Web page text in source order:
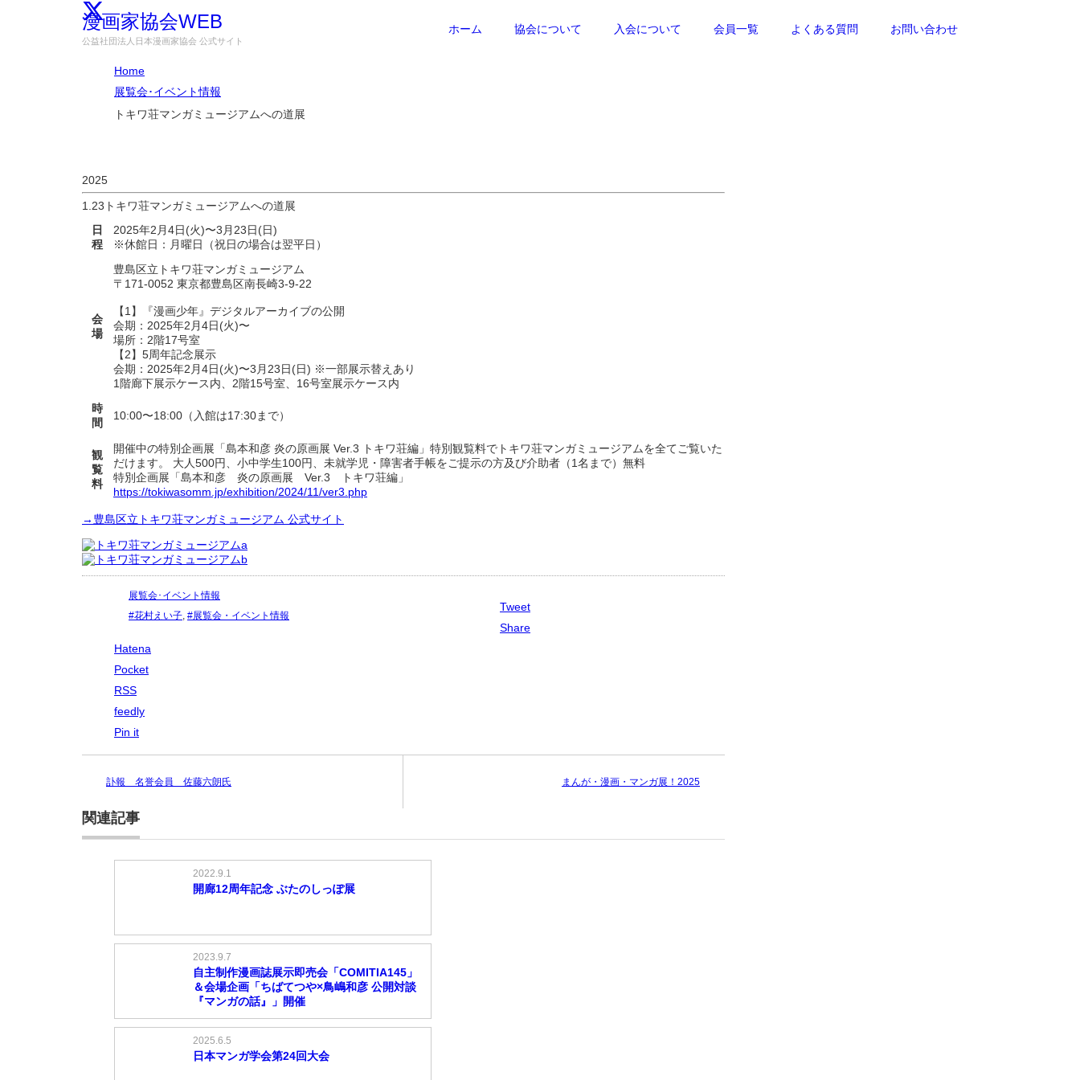
漫画家協会WEB
公益社団法人日本漫画家協会 公式サイト
ホーム 協会について 入会について 会員一覧 よくある質問 お問い合わせ
Home
展覧会･イベント情報
トキワ荘マンガミュージアムへの道展
2025
1.23 トキワ荘マンガミュージアムへの道展
日
程
2025年2月4日(火)〜3月23日(日)
※休館日：月曜日（祝日の場合は翌平日）
会
場
豊島区立トキワ荘マンガミュージアム
〒171-0052 東京都豊島区南長崎3-9-22
【1】『漫画少年』デジタルアーカイブの公開
会期：2025年2月4日(火)〜
場所：2階17号室
【2】5周年記念展示
会期：2025年2月4日(火)〜3月23日(日) ※一部展示替えあり
1階廊下展示ケース内、2階15号室、16号室展示ケース内
時
間
10:00〜18:00（入館は17:30まで）
観
覧
料
開催中の特別企画展「島本和彦 炎の原画展 Ver.3 トキワ荘編」特別観覧料でトキワ荘マンガミュージアムを全てご覧いた
だけます。 大人500円、小中学生100円、未就学児・障害者手帳をご提示の方及び介助者（1名まで）無料
特別企画展「島本和彦 炎の原画展 Ver.3 トキワ荘編」
https://tokiwasomm.jp/exhibition/2024/11/ver3.php
→豊島区立トキワ荘マンガミュージアム 公式サイト
展覧会･イベント情報
#花村えい子, #展覧会・イベント情報
Tweet
Share
Hatena
Pocket
RSS
feedly
Pin it
訃報 名誉会員 佐藤六朗氏 まんが・漫画・マンガ展！2025
関連記事
2022.9.1
開廊12周年記念 ぶたのしっぽ展
2023.9.7
自主制作漫画誌展示即売会「COMITIA145」
＆会場企画「ちばてつや×鳥嶋和彦 公開対談
『マンガの話』」開催
2025.6.5
日本マンガ学会第24回大会